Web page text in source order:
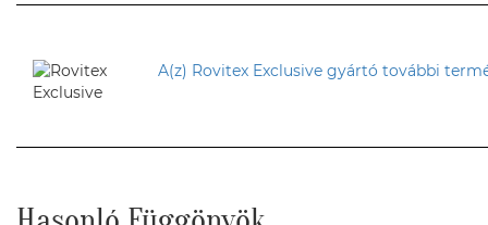
A(z) Rovitex Exclusive gyártó további